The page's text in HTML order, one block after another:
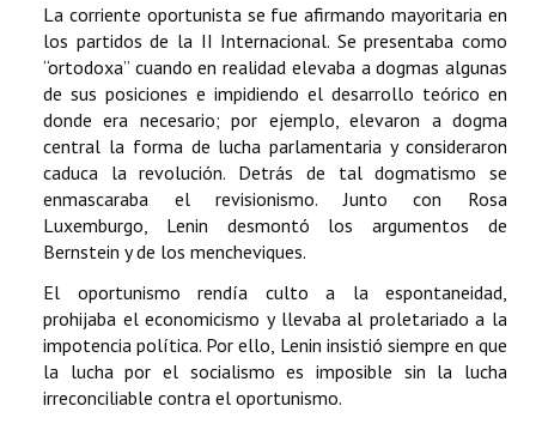
La corriente oportunista se fue afirmando mayoritaria en
los partidos de la II Internacional. Se presentaba como
“ortodoxa” cuando en realidad elevaba a dogmas algunas
de sus posiciones e impidiendo el desarrollo teórico en
donde era necesario; por ejemplo, elevaron a dogma
central la forma de lucha parlamentaria y consideraron
caduca la revolución. Detrás de tal dogmatismo se
enmascaraba el revisionismo. Junto con Rosa
Luxemburgo, Lenin desmontó los argumentos de
Bernstein y de los mencheviques.
El oportunismo rendía culto a la espontaneidad,
prohijaba el economicismo y llevaba al proletariado a la
impotencia política. Por ello, Lenin insistió siempre en que
la lucha por el socialismo es imposible sin la lucha
irreconciliable contra el oportunismo.